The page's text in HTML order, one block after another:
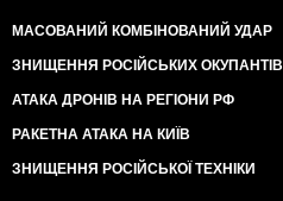
МАСОВАНИЙ КОМБІНОВАНИЙ УДАР
ЗНИЩЕННЯ РОСІЙСЬКИХ ОКУПАНТІВ
АТАКА ДРОНІВ НА РЕГІОНИ РФ
РАКЕТНА АТАКА НА КИЇВ
ЗНИЩЕННЯ РОСІЙСЬКОЇ ТЕХНІКИ